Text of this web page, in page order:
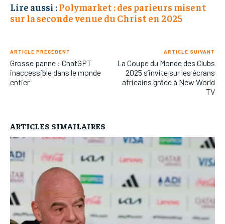
Lire aussi :Polymarket : des parieurs misent
sur la seconde venue du Christ en 2025
ARTICLE PRÉCÉDENT
Grosse panne : ChatGPT
inaccessible dans le monde
entier
ARTICLE SUIVANT
La Coupe du Monde des Clubs
2025 s’invite sur les écrans
africains grâce à New World
TV
ARTICLES SIMAILAIRES